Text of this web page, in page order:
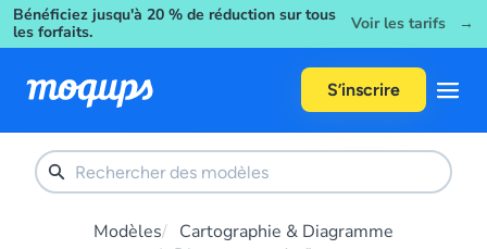
Skip to content
Bénéficiez jusqu'à 20 % de réduction sur tous
les forfaits.
Voir les tarifs →
S’inscrire
Modèles
Cartographie & Diagramme